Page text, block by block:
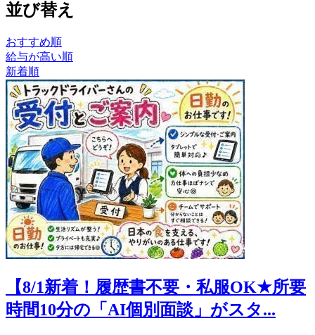
並び替え
おすすめ順
給与が高い順
新着順
【8/1新着！履歴書不要・私服OK★所要
時間10分の「AI個別面談」がスタ...